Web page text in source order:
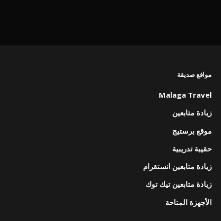
مواقع صديقة
Malaga Travel
زيادة متابعين
موقع برستيج
حقيبة تدريبية
زيادة متابعين انستقرام
زيادة متابعين تيك توك
الأجهزة المتاحة